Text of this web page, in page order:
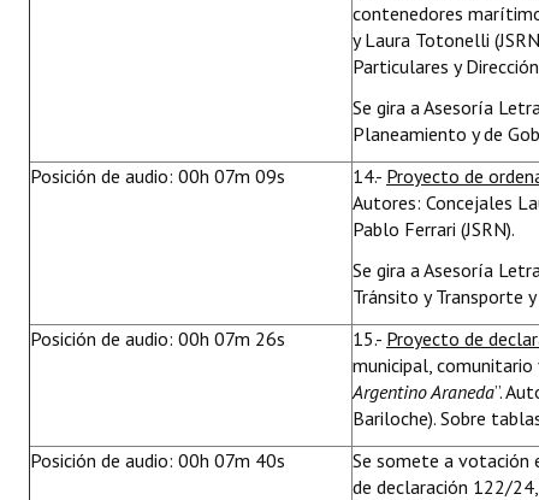
contenedores
y Laura Totonelli
Particulares y
Se gira a Asesoría
Planeamiento y de
Posición de audio: 00h 07m 09s
14.- Proyecto de
Autores: Concejales
Pablo Ferrari (JSRN).
Se gira a Asesoría
Tránsito y Transporte
Posición de audio: 00h 07m 26s
15.- Proyecto de
municipal,
Argentino Araneda”.
Bariloche). Sobre
Posición de audio: 00h 07m 40s
Se somete a
de declaración 122/